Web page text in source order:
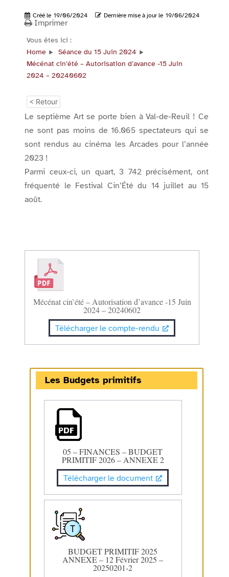
Créé le 19/06/2024 Dernière mise à jour le 19/06/2024
Imprimer
Vous êtes ici :
Home
Séance du 15 Juin 2024
Mécénat cin’été – Autorisation d’avance -15 Juin
2024 – 20240602
< Retour
Le septième Art se porte bien à Val-de-Reuil ! Ce
ne sont pas moins de 16.065 spectateurs qui se
sont rendus au cinéma les Arcades pour l’année
2023 !
Parmi ceux-ci, un quart, 3 742 précisément, ont
fréquenté le Festival Cin’Été du 14 juillet au 15
août.
Mécénat cin’été – Autorisation d’avance -15 Juin
2024 – 20240602
Télécharger le compte-rendu
Les Budgets primitifs
05 – FINANCES – BUDGET
PRIMITIF 2026 – ANNEXE 2
Télécharger le document
BUDGET PRIMITIF 2025
ANNEXE – 12 Février 2025 –
20250201-2